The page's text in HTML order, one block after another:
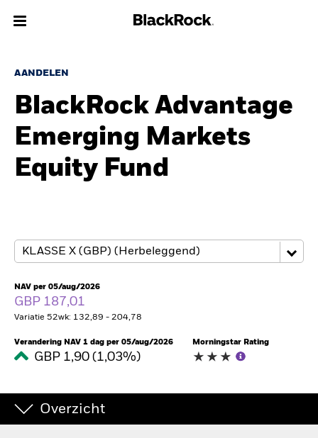
Over Ons
Producten
Thema's
Inzichten
Particulieren
Nederland
Change location
BlackRock
Aladdin
AANDELEN
BlackRock Advantage
Emerging Markets
Equity Fund
NAV per 05/aug/2026
GBP 187,01
Variatie 52wk: 132,89 - 204,78
Verandering NAV 1 dag per 05/aug/2026
GBP 1,90 (1,03%)
Morningstar Rating
Overzicht